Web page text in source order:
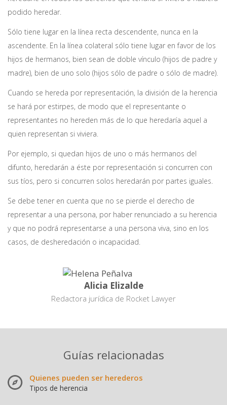
podido heredar.
Sólo tiene lugar en la línea recta descendente, nunca en la
ascendente. En la línea colateral sólo tiene lugar en favor de los
hijos de hermanos, bien sean de doble vínculo (hijos de padre y
madre), bien de uno solo (hijos sólo de padre o sólo de madre).
Cuando se hereda por representación, la división de la herencia
se hará por estirpes, de modo que el representante o
representantes no hereden más de lo que heredaría aquel a
quien representan si viviera.
Por ejemplo, si quedan hijos de uno o más hermanos del
difunto, heredarán a éste por representación si concurren con
sus tíos, pero si concurren solos heredarán por partes iguales.
Se debe tener en cuenta que no se pierde el derecho de
representar a una persona, por haber renunciado a su herencia
y que no podrá representarse a una persona viva, sino en los
casos, de desheredación o incapacidad.
Alicia Elizalde
Redactora jurídica de Rocket Lawyer
Guías relacionadas
Quienes pueden ser herederos
Tipos de herencia